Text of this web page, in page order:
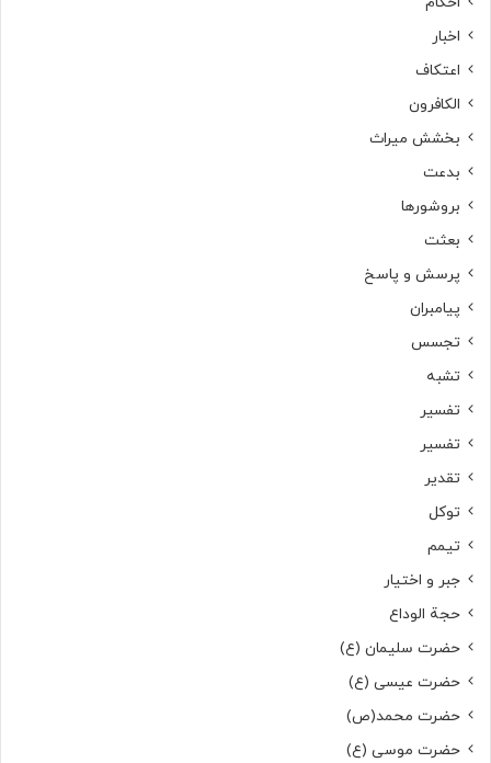
اخبار
اعتکاف
الکافرون
بخشش میراث
بدعت
بروشورها
بعثت
پرسش و پاسخ
پیامبران
تجسس
تشبه
تفسیر
تفسیر
تقدیر
توکل
تیمم
جبر و اختیار
حجة الوداع
حضرت سلیمان (ع)
حضرت عیسی (ع)
حضرت محمد(ص)
حضرت موسی (ع)